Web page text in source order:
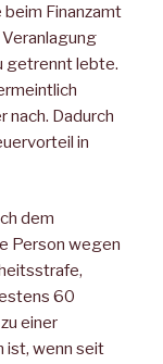
Finanzamt
getrennt lebte.
nach. Dadurch
in
dem
Person wegen
60
einer
ist, wenn seit